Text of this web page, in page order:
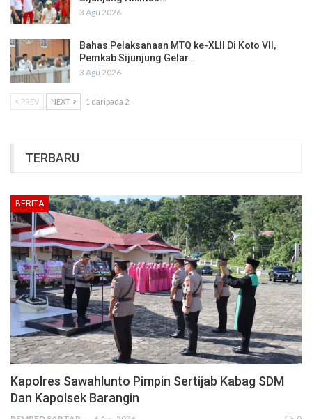
3 Agu 2026
Bahas Pelaksanaan MTQ ke-XLII Di Koto VII,
Pemkab Sijunjung Gelar…
3 Agu 2026
PREV NEXT 1 daripada 2
TERBARU
BERITA
Kapolres Sawahlunto Pimpin Sertijab Kabag SDM
Dan Kapolsek Barangin